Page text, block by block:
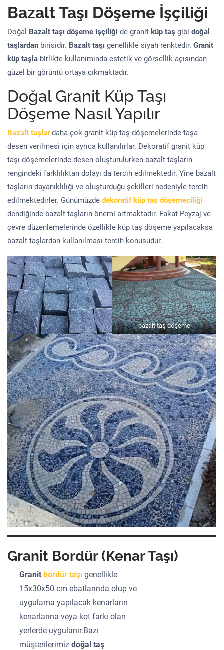
Bazalt Taşı Döşeme İşçiliği
Doğal Bazalt taşı döşeme işçiliği de granit küp taş gibi doğal
taşlardan birisidir. Bazalt taşı genellikle siyah renktedir. Granit
küp taşla birlikte kullanımında estetik ve görsellik açısından
güzel bir görüntü ortaya çıkmaktadır.
Doğal Granit Küp Taşı
Döşeme Nasıl Yapılır
Bazalt taşlardaha çok granit küp taş döşemelerinde taşa
desen verilmesi için ayrıca kullanılırlar. Dekoratif granit küp
taşı döşemelerinde desen oluşturulurken bazalt taşların
rengindeki farklılıktan dolayı da tercih edilmektedir. Yine bazalt
taşların dayanıklılığı ve oluşturduğu şekilleri nedeniyle tercih
edilmektedirler. Günümüzde dekoratif küp taş döşemeciliği
dendiğinde bazalt taşların önemi artmaktadır. Fakat Peyzaj ve
çevre düzenlemelerinde özellikle küp taş döşeme yapılacaksa
bazalt taşlardan kullanılması tercih konusudur.
bazalt taş döşeme
Granit Bordür (Kenar Taşı)
Granitbordür taşı genellikle
15x30x50 cm ebatlarında olup ve
uygulama yapılacak kenarların
kenarlarına veya kot farkı olan
yerlerde uygulanır.Bazı
müşterilerimizdoğal taş